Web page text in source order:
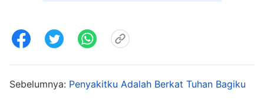
Li benar-benar percaya kepada Tuhan, dia telah
Sebelumnya: Penyakitku Adalah Berkat Tuhan Bagiku